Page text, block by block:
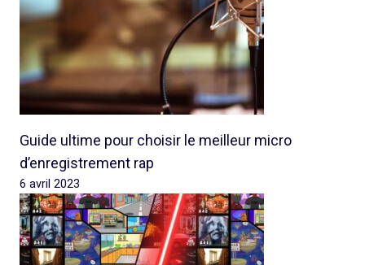
Guide ultime pour choisir le meilleur micro
d’enregistrement rap
6 avril 2023